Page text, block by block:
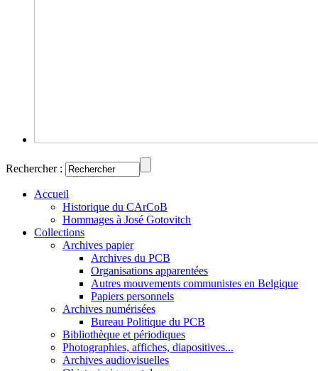
Rechercher :
Accueil
Historique du CArCoB
Hommages à José Gotovitch
Collections
Archives papier
Archives du PCB
Organisations apparentées
Autres mouvements communistes en Belgique
Papiers personnels
Archives numérisées
Bureau Politique du PCB
Bibliothèque et périodiques
Photographies, affiches, diapositives...
Archives audiovisuelles